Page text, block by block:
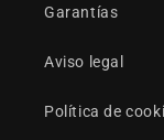
Garantías
Aviso legal
Política de